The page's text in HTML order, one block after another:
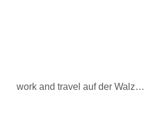
work and travel auf der Walz…